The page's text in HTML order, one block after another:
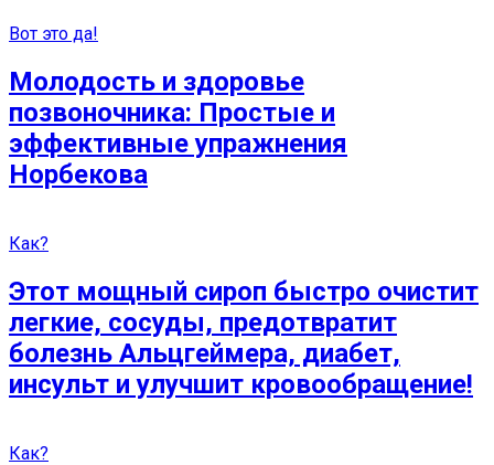
Вот это да!
Молодость и здоровье
позвоночника: Простые и
эффективные упражнения
Норбекова
Как?
Этот мощный сироп быстро очистит
легкие, сосуды, предотвратит
болезнь Альцгеймера, диабет,
инсульт и улучшит кровообращение!
Как?